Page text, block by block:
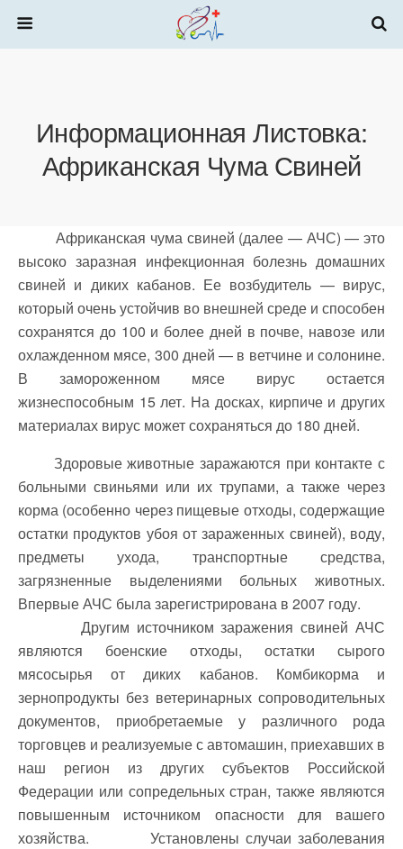
Информационная Листовка:
Африканская Чума Свиней
Африканская чума свиней (далее — АЧС) — это
высоко заразная инфекционная болезнь домашних
свиней и диких кабанов. Ее возбудитель — вирус,
который очень устойчив во внешней среде и способен
сохранятся до 100 и более дней в почве, навозе или
охлажденном мясе, 300 дней — в ветчине и солонине.
В замороженном мясе вирус остается
жизнеспособным 15 лет. На досках, кирпиче и других
материалах вирус может сохраняться до 180 дней.
Здоровые животные заражаются при контакте с
больными свиньями или их трупами, а также через
корма (особенно через пищевые отходы, содержащие
остатки продуктов убоя от зараженных свиней), воду,
предметы ухода, транспортные средства,
загрязненные выделениями больных животных.
Впервые АЧС была зарегистрирована в 2007 году.
Другим источником заражения свиней АЧС
являются боенские отходы, остатки сырого
мясосырья от диких кабанов. Комбикорма и
зернопродукты без ветеринарных сопроводительных
документов, приобретаемые у различного рода
торговцев и реализуемые с автомашин, приехавших в
наш регион из других субъектов Российской
Федерации или сопредельных стран, также являются
повышенным источником опасности для вашего
хозяйства. Установлены случаи заболевания